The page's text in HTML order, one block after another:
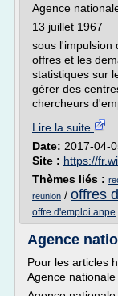
Agence
13 juillet 1967
sous l'impulsion
offres et les
statistiques sur
gérer des
chercheurs
Lire la suite
Date: 2017-04-
Site : https://
Thèmes liés :
reunion / offres
offre d'emploi anpe
Agence
Pour les articles
Agence nationale